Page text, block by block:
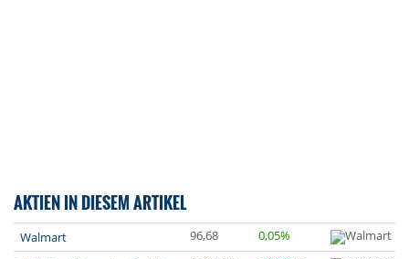
AKTIEN IN DIESEM ARTIKEL
Walmart 96,68
0,05%